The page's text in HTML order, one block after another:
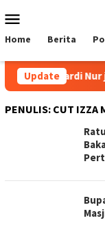
ke
kontenMobile
Home Berita
Update
Mawardi Nur jadi
PENULIS: CUT IZZA